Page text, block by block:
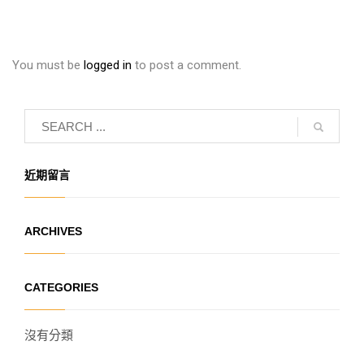
You must be logged in to post a comment.
近期留言
ARCHIVES
CATEGORIES
沒有分類